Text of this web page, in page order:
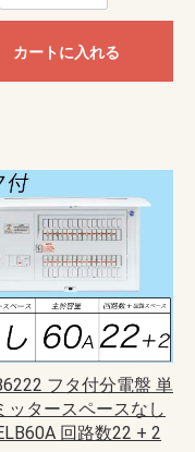
カートに入れる
フタ付分電盤 単
ッタースペースなし
回路数22 + 2